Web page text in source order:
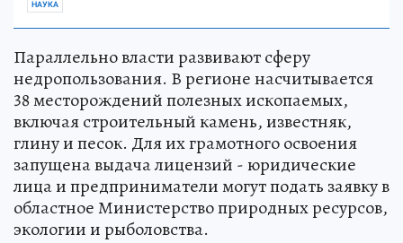
НАУКА
Параллельно власти развивают сферу
недропользования. В регионе насчитывается
38 месторождений полезных ископаемых,
включая строительный камень, известняк,
глину и песок. Для их грамотного освоения
запущена выдача лицензий - юридические
лица и предприниматели могут подать заявку в
областное Министерство природных ресурсов,
экологии и рыболовства.